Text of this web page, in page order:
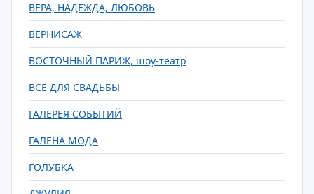
ВЕРА, НАДЕЖДА, ЛЮБОВЬ
ВЕРНИСАЖ
ВОСТОЧНЫЙ ПАРИЖ, шоу-театр
ВСЕ ДЛЯ СВАДЬБЫ
ГАЛЕРЕЯ СОБЫТИЙ
ГАЛЕНА МОДА
ГОЛУБКА